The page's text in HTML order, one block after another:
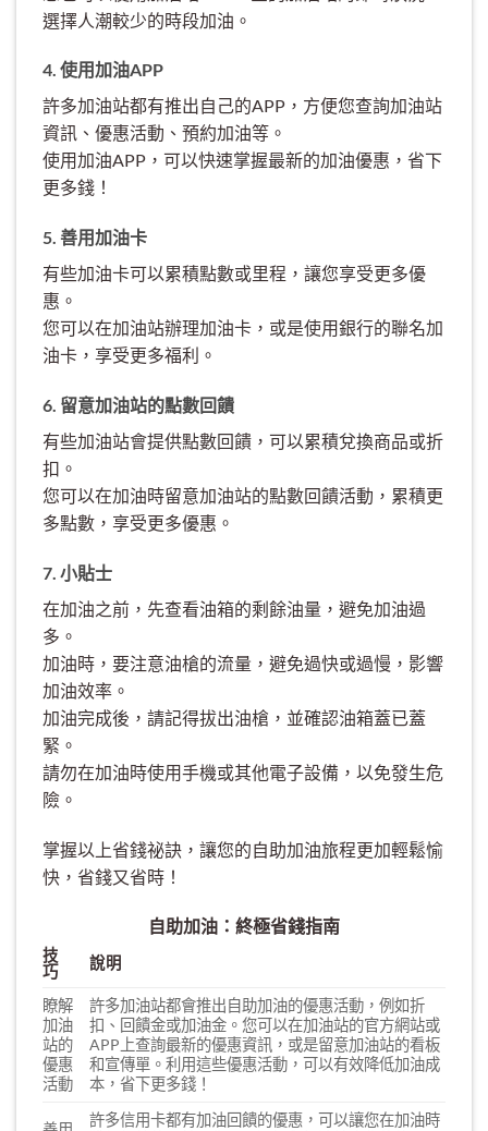
選擇人潮較少的時段加油。
4. 使用加油APP
許多加油站都有推出自己的APP，方便您查詢加油站
資訊、優惠活動、預約加油等。
使用加油APP，可以快速掌握最新的加油優惠，省下
更多錢！
5. 善用加油卡
有些加油卡可以累積點數或里程，讓您享受更多優
惠。
您可以在加油站辦理加油卡，或是使用銀行的聯名加
油卡，享受更多福利。
6. 留意加油站的點數回饋
有些加油站會提供點數回饋，可以累積兌換商品或折
扣。
您可以在加油時留意加油站的點數回饋活動，累積更
多點數，享受更多優惠。
7. 小貼士
在加油之前，先查看油箱的剩餘油量，避免加油過
多。
加油時，要注意油槍的流量，避免過快或過慢，影響
加油效率。
加油完成後，請記得拔出油槍，並確認油箱蓋已蓋
緊。
請勿在加油時使用手機或其他電子設備，以免發生危
險。
掌握以上省錢祕訣，讓您的自助加油旅程更加輕鬆愉
快，省錢又省時！
自助加油：終極省錢指南
技
巧
說明
瞭解
加油
站的
優惠
活動
許多加油站都會推出自助加油的優惠活動，例如折
扣、回饋金或加油金。您可以在加油站的官方網站或
APP上查詢最新的優惠資訊，或是留意加油站的看板
和宣傳單。利用這些優惠活動，可以有效降低加油成
本，省下更多錢！
許多信用卡都有加油回饋的優惠，可以讓您在加油時